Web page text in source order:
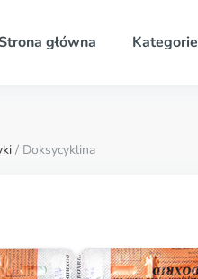
główna Kategorie
/ Doksycyklina